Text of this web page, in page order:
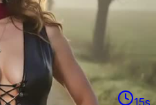
15s